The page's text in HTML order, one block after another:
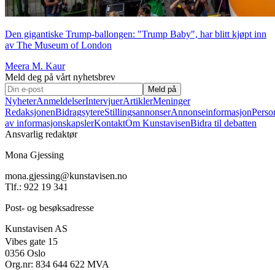
Den gigantiske Trump-ballongen: "Trump Baby", har blitt kjøpt inn
av The Museum of London
Meera M. Kaur
Meld deg på vårt nyhetsbrev
Meld på
NyheterAnmeldelserIntervjuerArtiklerMeninger
RedaksjonenBidragsytereStillingsannonserAnnonseinformasjon
av informasjonskapslerKontaktOm KunstavisenBidra til debatten
Ansvarlig redaktør
Mona Gjessing
mona.gjessing@kunstavisen.no
Tlf.: 922 19 341
Post- og besøksadresse
Kunstavisen AS
Vibes gate 15
0356 Oslo
Org.nr: 834 644 622 MVA